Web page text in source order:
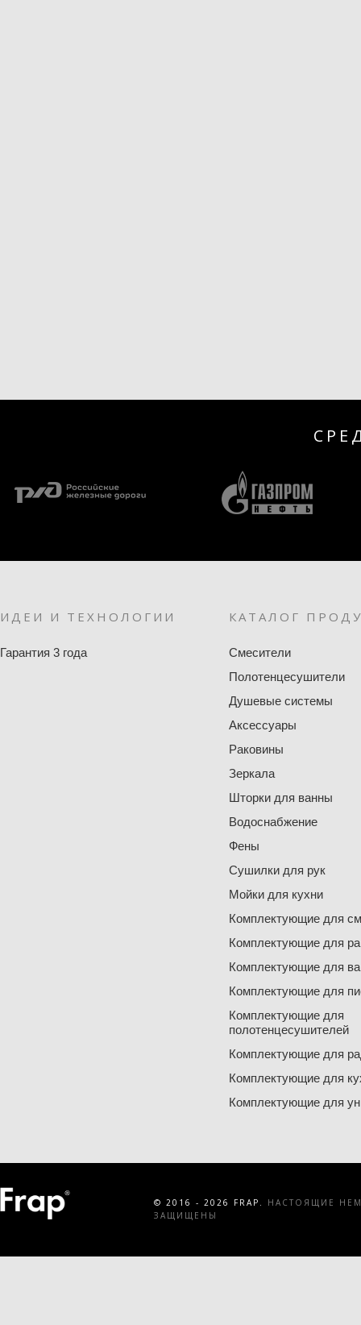
ИДЕИ И ТЕХНОЛОГИИ
Гарантия 3 года
КАТАЛОГ
Смесители
Полотенцесушители
Душевые системы
Аксессуары
Раковины
Зеркала
Шторки для ванны
Водоснабжение
Фены
Сушилки для рук
Мойки для кухни
Комплектующие для
Комплектующие для
Комплектующие для
Комплектующие для
Комплектующие для
полотенцесушителей
Комплектующие для
Комплектующие для
Комплектующие для
© 2016 - 2026 FRAP.
НАСТОЯЩИЕ
ЗАЩИЩЕНЫ